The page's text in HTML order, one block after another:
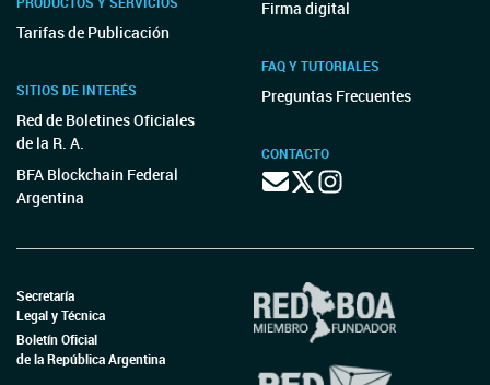
Tarifas de Publicación
SITIOS DE INTERÉS
Red de Boletines Oficiales
de la R. A.
BFA Blockchain Federal
Argentina
Firma digital
FAQ Y TUTORIALES
Preguntas Frecuentes
CONTACTO
Secretaría
Legal y Técnica
Boletín Oficial
de la República Argentina